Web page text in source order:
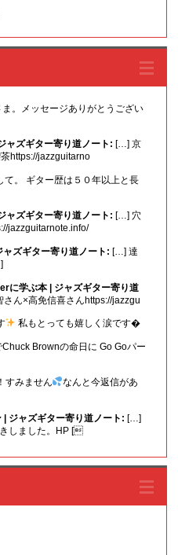
ま。メッセージありがとうござい
ャズギター寄り道ノート: […] 京
https://jazzguitarno
て。 ギター歴は５０年以上と長
ャズギター寄り道ノート: […] 穴
jazzguitarnote.info/
ズギター寄り道ノート: […] 達
に学ぶ本 | ジャズギター寄り道
ん×高免信喜さんhttps://jazzgu
私もとっても嬉しく涙です�
Chuck Brownの命日に Go Goパー
すみません
なんと今返信があ
ジャズギター寄り道ノート: […]
しました。HP [